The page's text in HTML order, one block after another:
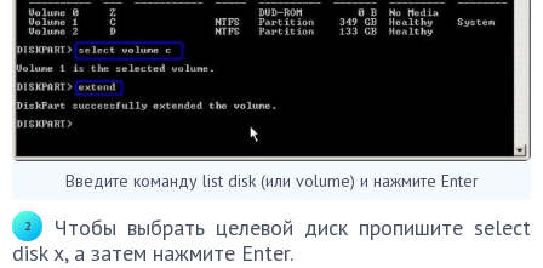
Введите команду list disk (или volume) и нажмите Enter
Чтобы выбрать целевой диск пропишите select
disk x, а затем нажмите Enter.